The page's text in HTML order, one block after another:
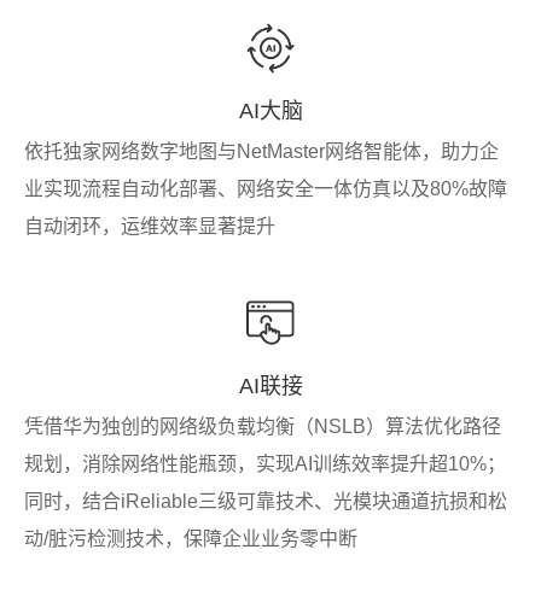
AI大脑
依托独家网络数字地图与NetMaster网络智能体，助力企
业实现流程自动化部署、网络安全一体仿真以及80%故障
自动闭环，运维效率显著提升
AI联接
凭借华为独创的网络级负载均衡（NSLB）算法优化路径
规划，消除网络性能瓶颈，实现AI训练效率提升超10%；
同时，结合iReliable三级可靠技术、光模块通道抗损和松
动/脏污检测技术，保障企业业务零中断